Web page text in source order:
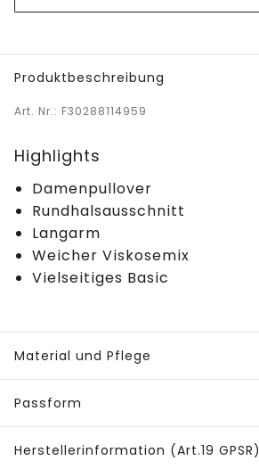
Produktbeschreibung
Art. Nr.: F30288114959
Highlights
Damenpullover
Rundhalsausschnitt
Langarm
Weicher Viskosemix
Vielseitiges Basic
Material und Pflege
Passform
Herstellerinformation (Art.19 GPSR)